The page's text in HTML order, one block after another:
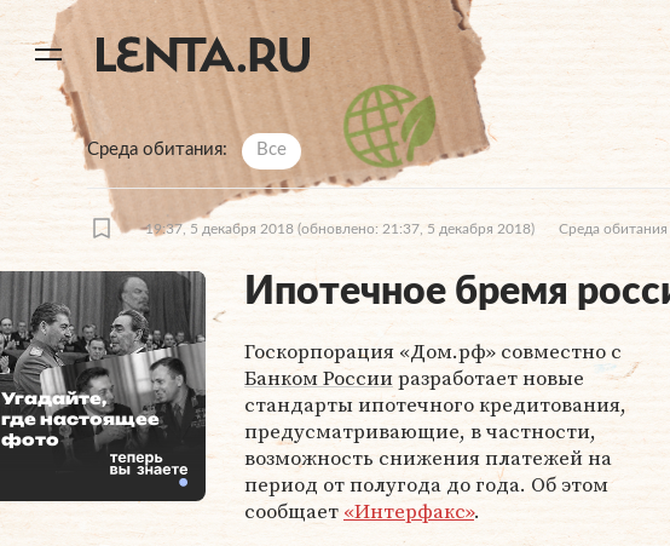
Среда обитания Все
19:37, 5 декабря 2018 (обновлено: 21:37, 5 декабря 2018) Среда обитания
Ипотечное бремя
Госкорпорация «Дом.рф» совместно с
Банком Россииразработает новые
стандарты ипотечного кредитования,
предусматривающие, в частности,
возможность снижения платежей на
период от полугода до года. Об этом
сообщает «Интерфакс».
Угадайте,
где настоящее
фото